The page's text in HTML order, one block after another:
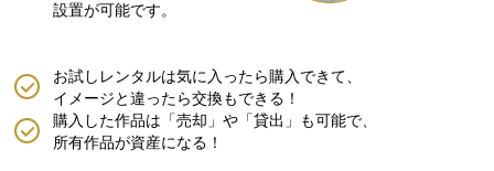
設置が可能です。
購入した作品は「売却」や「貸出」も可能で、
所有作品が資産になる！
お試しレンタルは気に入ったら購入できて、
イメージと違ったら交換もできる！